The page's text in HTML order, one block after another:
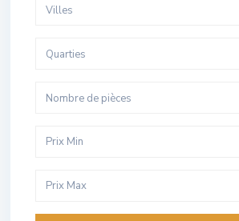
Villes
Quarties
Nombre de pièces